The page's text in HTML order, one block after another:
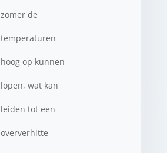
zomer de
temperaturen
hoog op kunnen
lopen, wat kan
leiden tot een
oververhitte